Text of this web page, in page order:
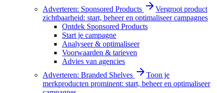
Adverteren: Sponsored Products
Vergroot product
zichtbaarheid: start, beheer en optimaliseer campagnes
Ontdek Sponsored Products
Start je campagne
Analyseer & optimaliseer
Voorwaarden & tarieven
Advies van agencies
Adverteren: Branded Shelves
Toon je
merkproducten prominent: start, beheer en optimaliseer